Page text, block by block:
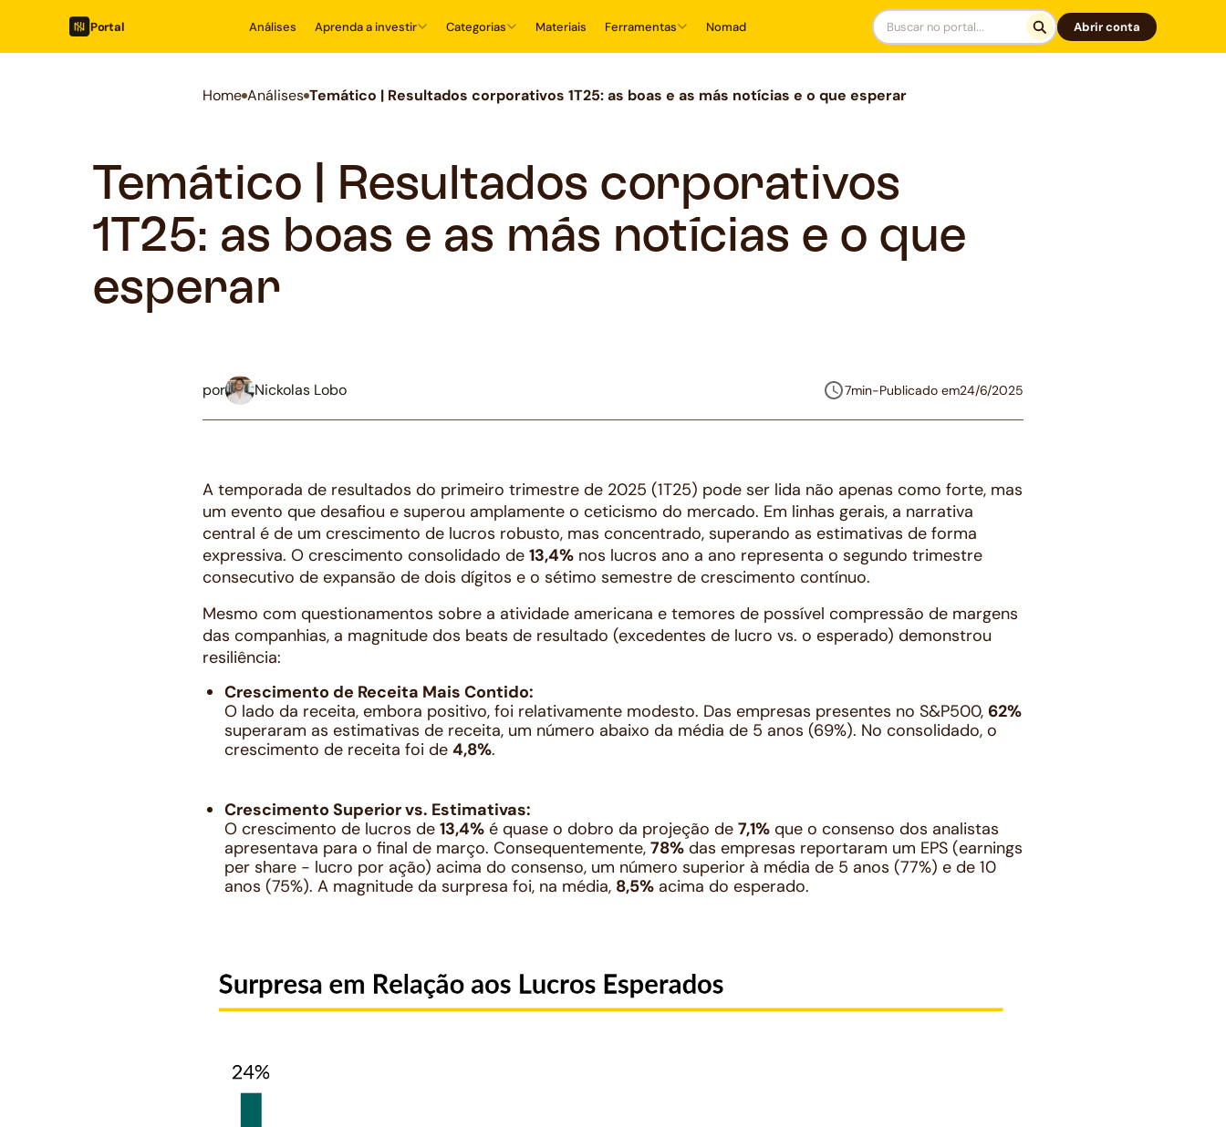
Portal Análises Aprenda a investir Categorias Materiais Ferramentas Nomad Abrir conta
Home Análises Temático | Resultados corporativos 1T25: as boas e as más notícias e o que esperar
Temático | Resultados corporativos
1T25: as boas e as más notícias e o que
esperar
por Nickolas Lobo 7min-Publicado em24/6/2025
A temporada de resultados do primeiro trimestre de 2025 (1T25) pode ser lida não apenas como forte, mas
um evento que desafiou e superou amplamente o ceticismo do mercado. Em linhas gerais, a narrativa
central é de um crescimento de lucros robusto, mas concentrado, superando as estimativas de forma
expressiva. O crescimento consolidado de 13,4% nos lucros ano a ano representa o segundo trimestre
consecutivo de expansão de dois dígitos e o sétimo semestre de crescimento contínuo.
Mesmo com questionamentos sobre a atividade americana e temores de possível compressão de margens
das companhias, a magnitude dos beats de resultado (excedentes de lucro vs. o esperado) demonstrou
resiliência:
Crescimento de Receita Mais Contido:
O lado da receita, embora positivo, foi relativamente modesto. Das empresas presentes no S&P500, 62%
superaram as estimativas de receita, um número abaixo da média de 5 anos (69%). No consolidado, o
crescimento de receita foi de 4,8%.
Crescimento Superior vs. Estimativas:
O crescimento de lucros de 13,4% é quase o dobro da projeção de 7,1% que o consenso dos analistas
apresentava para o final de março. Consequentemente, 78% das empresas reportaram um EPS (earnings
per share - lucro por ação) acima do consenso, um número superior à média de 5 anos (77%) e de 10
anos (75%). A magnitude da surpresa foi, na média, 8,5% acima do esperado.